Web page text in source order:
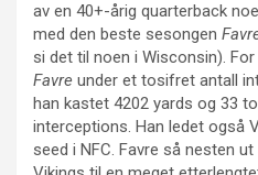
av en 40+-årig quarterback
med den beste sesongen
si det til noen i Wisconsin).
Favre under et tosifret antall
han kastet 4202 yards og 33
interceptions. Han ledet også
seed i NFC. Favre så nesten